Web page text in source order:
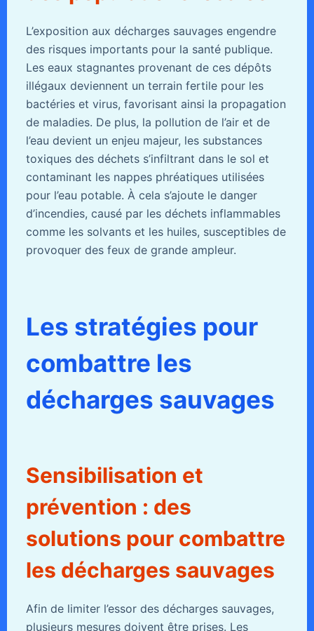
L’exposition aux décharges sauvages engendre
des risques importants pour la santé publique.
Les eaux stagnantes provenant de ces dépôts
illégaux deviennent un terrain fertile pour les
bactéries et virus, favorisant ainsi la propagation
de maladies. De plus, la pollution de l’air et de
l’eau devient un enjeu majeur, les substances
toxiques des déchets s’infiltrant dans le sol et
contaminant les nappes phréatiques utilisées
pour l’eau potable. À cela s’ajoute le danger
d’incendies, causé par les déchets inflammables
comme les solvants et les huiles, susceptibles de
provoquer des feux de grande ampleur.
Les stratégies pour
combattre les
décharges sauvages
Sensibilisation et
prévention : des
solutions pour combattre
les décharges sauvages
Afin de limiter l’essor des décharges sauvages,
plusieurs mesures doivent être prises. Les